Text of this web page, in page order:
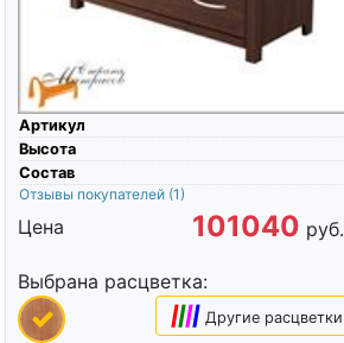
Артикул
Высота
Состав
Отзывы покупателей (1)
Цена 101040 руб.
Выбрана расцветка:
|||| Другие расцветки